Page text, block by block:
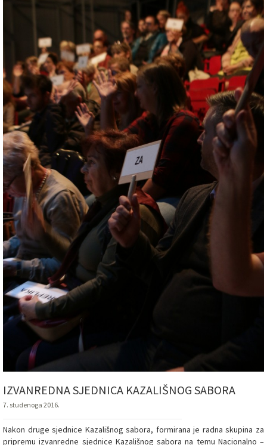
IZVANREDNA SJEDNICA KAZALIŠNOG SABORA
7. studenoga 2016.
Nakon druge sjednice Kazališnog sabora, formirana je radna skupina za
pripremu izvanredne sjednice Kazališnog sabora na temu Nacionalno –